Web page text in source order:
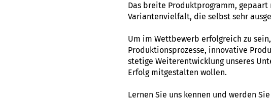
Das breite Produktprogramm,
Variantenvielfalt, die selbst sehr
Um im Wettbewerb erfolgreich zu
Produktionsprozesse, innovative
stetige Weiterentwicklung unseres
Erfolg mitgestalten wollen.
Lernen Sie uns kennen und werden